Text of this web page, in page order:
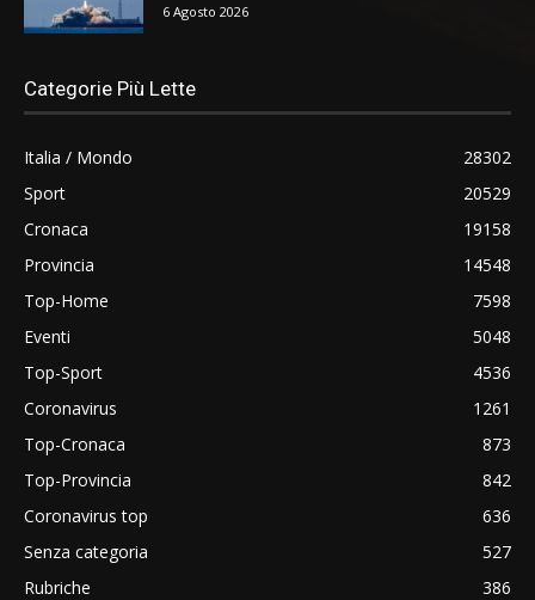
6 Agosto 2026
Categorie Più Lette
Italia / Mondo
28302
Sport
20529
Cronaca
19158
Provincia
14548
Top-Home
7598
Eventi
5048
Top-Sport
4536
Coronavirus
1261
Top-Cronaca
873
Top-Provincia
842
Coronavirus top
636
Senza categoria
527
Rubriche
386